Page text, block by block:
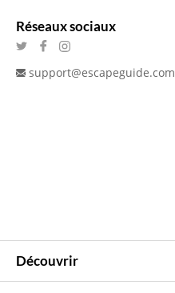
Réseaux sociaux
support@escapeguide.com
Découvrir